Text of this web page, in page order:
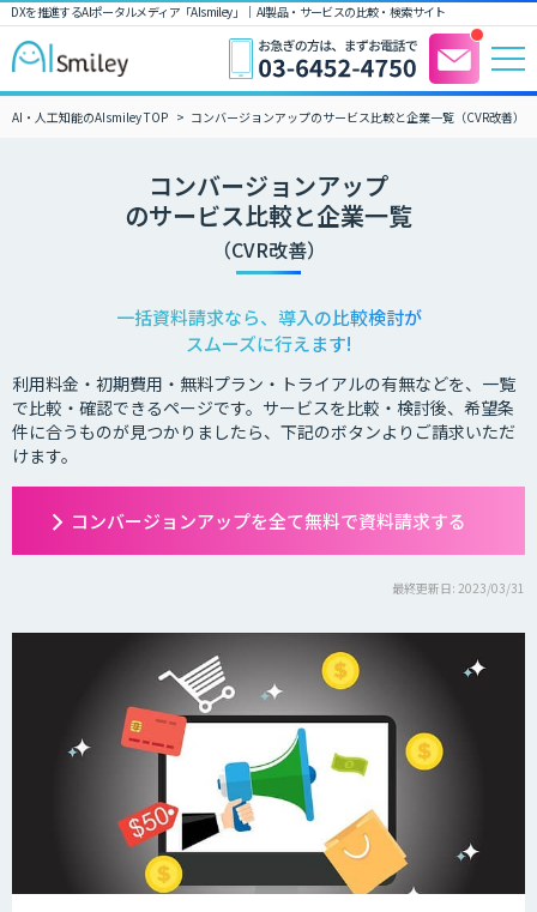
DXを推進するAIポータルメディア「AIsmiley」｜ AI製品・サービスの比較・検索サイト
AI・人工知能のAIsmiley TOP コンバージョンアップのサービス比較と企業一覧（CVR改善）
コンバージョンアップ
のサービス比較と企業一覧
（CVR改善）
一括資料請求なら、導入の比較検討が
スムーズに行えます!
利用料金・初期費用・無料プラン・トライアルの有無などを、一覧
で比較・確認できるページです。サービスを比較・検討後、希望条
件に合うものが見つかりましたら、下記のボタンよりご請求いただ
けます。
コンバージョンアップを全て無料で資料請求する
最終更新日: 2023/03/31